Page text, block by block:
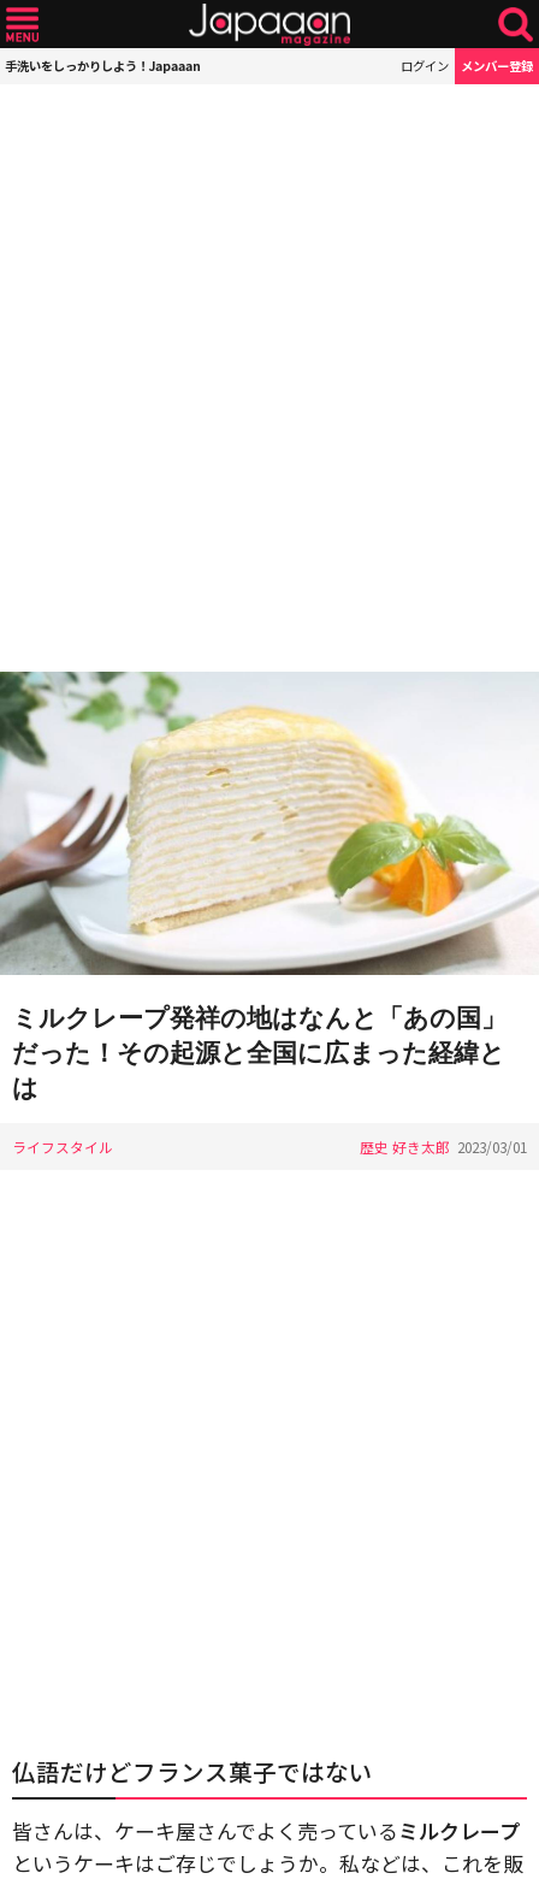
手洗いをしっかりしよう！Japaaan ログイン メンバー登録
ミルクレープ発祥の地はなんと「あの国」
だった！その起源と全国に広まった経緯と
は
ライフスタイル 歴史 好き太郎 2023/03/01
仏語だけどフランス菓子ではない
皆さんは、ケーキ屋さんでよく売っているミルクレープ
というケーキはご存じでしょうか。私などは、これを販